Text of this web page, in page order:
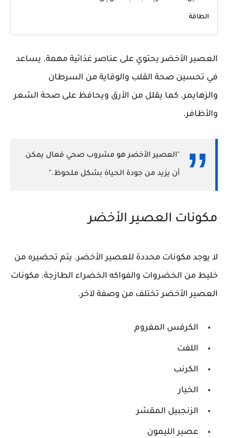
الطاقة
العصير الأخضر يحتوي على عناصر غذائية مهمة. يساعد
في تحسين صحة القلب والوقاية من السرطان
والزهايمر. كما يقلل من الأرق ويحافظ على صحة الشعر
والأظافر.
"العصير الأخضر هو مشروب صحي فعال يمكن
أن يزيد من جودة الحياة بشكل ملحوظ."
مكونات العصير الأخضر
لا يوجد مكونات محددة للعصير الأخضر. يتم تحضيره من
خليط من الخضروات والفواكه الخضراء الطازجة. مكونات
العصير الأخضرتختلف من وصفة لآخر.
الكرفس المفروم
اللفت
الكرنب
الخيار
الزنجبيل المقشر
عصير الليمون